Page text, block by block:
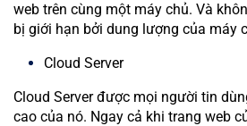
web trên cùng một máy chủ. Và
bị giới hạn bởi dung lượng của máy
Cloud Server
Cloud Server được mọi người tin
cao của nó. Ngay cả khi trang web